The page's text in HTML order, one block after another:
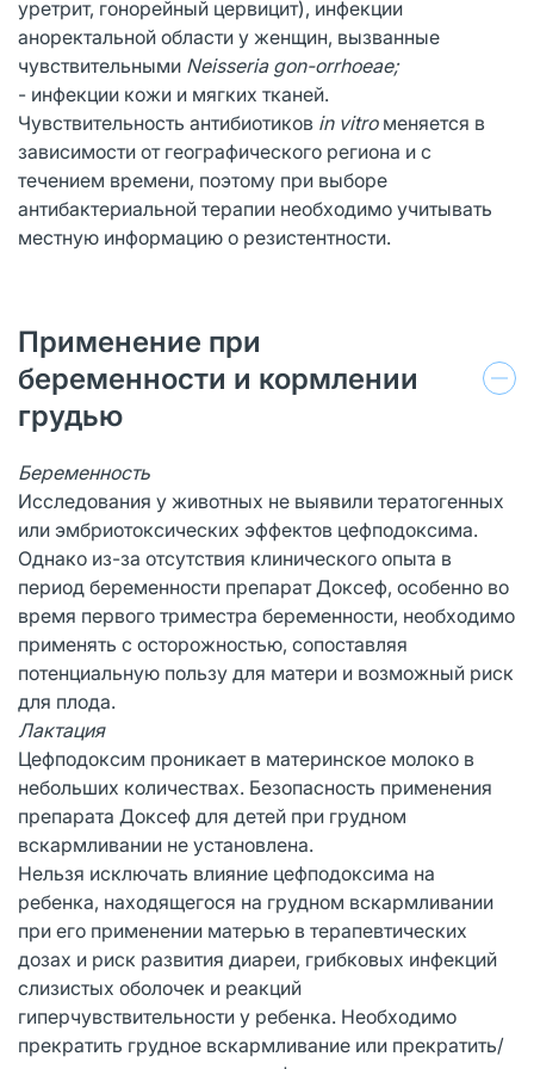
уретрит, гонорейный цервицит), инфекции
аноректальной области у женщин, вызванные
чувствительными Neisseria gon-orrhoeae;
- инфекции кожи и мягких тканей.
Чувствительность антибиотиков in vitroменяется в
зависимости от географического региона и с
течением времени, поэтому при выборе
антибактериальной терапии необходимо учитывать
местную информацию о резистентности.
Применение при
беременности и кормлении
грудью
Беременность
Исследования у животных не выявили тератогенных
или эмбриотоксических эффектов цефподоксима.
Однако из-за отсутствия клинического опыта в
период беременности препарат Доксеф, особенно во
время первого триместра беременности, необходимо
применять с осторожностью, сопоставляя
потенциальную пользу для матери и возможный риск
для плода.
Лактация
Цефподоксим проникает в материнское молоко в
небольших количествах. Безопасность применения
препарата Доксеф для детей при грудном
вскармливании не установлена.
Нельзя исключать влияние цефподоксима на
ребенка, находящегося на грудном вскармливании
при его применении матерью в терапевтических
дозах и риск развития диареи, грибковых инфекций
слизистых оболочек и реакций
гиперчувствительности у ребенка. Необходимо
прекратить грудное вскармливание или прекратить/